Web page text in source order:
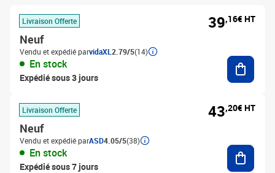
Livraison Offerte
Neuf
Vendu et expédié parvidaXL 2.79/5(14)
En stock
Expédié sous 3 jours
39,16€ HT
Livraison Offerte
Neuf
Vendu et expédié parASD4.05/5(38)
En stock
Expédié sous 7 jours
43,20€ HT